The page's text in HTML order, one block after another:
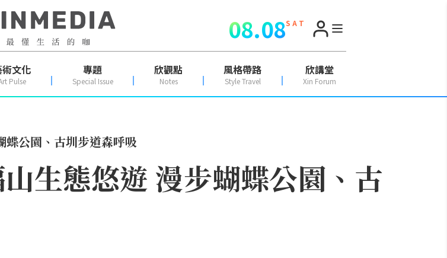
08.08S A T
文化
Pulse
專題
Special Issue
欣觀點
Notes
風格帶路
Style Travel
欣講堂
Xin Forum
蝶公園、古圳步道森呼吸
生態悠遊 漫步蝴蝶公園、古